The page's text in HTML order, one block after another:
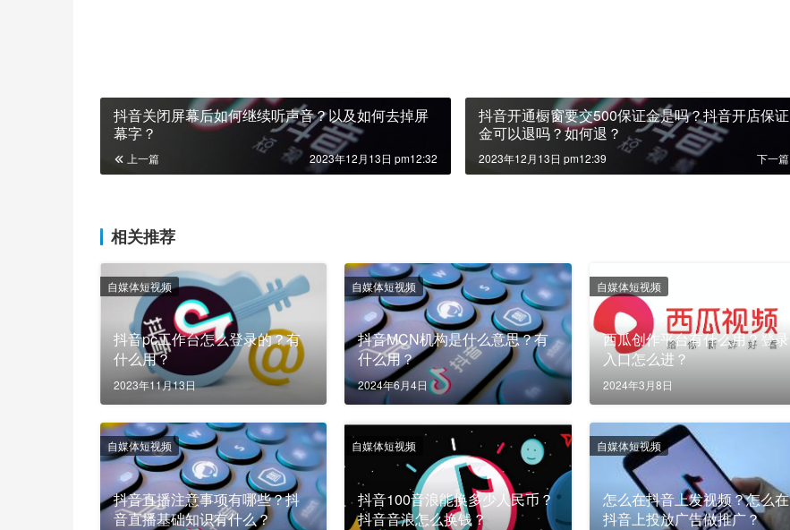
抖音关闭屏幕后如何继续听声音？以及如何去掉屏
幕字？
上一篇 2023年12月13日 pm12:32
抖音开通橱窗要交500保证金是吗？抖音开店保证
金可以退吗？如何退？
下一篇
2023年12月13日 pm12:39
相关推荐
抖音pc工作台怎么登录的？有
什么用？
2023年11月13日
自媒体短视频
抖音MCN机构是什么意思？有
什么用？
2024年6月4日
自媒体短视频
西瓜创作平台有什么用？登录
入口怎么进？
2024年3月8日
自媒体短视频
抖音直播注意事项有哪些？抖
音直播基础知识有什么？
自媒体短视频
抖音100音浪能换多少人民币？
抖音音浪怎么换钱？
自媒体短视频
怎么在抖音上发视频？怎么在
抖音上投放广告做推广？
自媒体短视频